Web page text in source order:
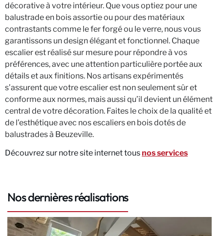
décorative à votre intérieur. Que vous optiez pour une
balustrade en bois assortie ou pour des matériaux
contrastants comme le fer forgé ou le verre, nous vous
garantissons un design élégant et fonctionnel. Chaque
escalier est réalisé sur mesure pour répondre à vos
préférences, avec une attention particulière portée aux
détails et aux finitions. Nos artisans expérimentés
s’assurent que votre escalier est non seulement sûr et
conforme aux normes, mais aussi qu’il devient un élément
central de votre décoration. Faites le choix de la qualité et
de l’esthétique avec nos escaliers en bois dotés de
balustrades à Beuzeville.
Découvrez sur notre site internet tousnos services
Nos dernières réalisations